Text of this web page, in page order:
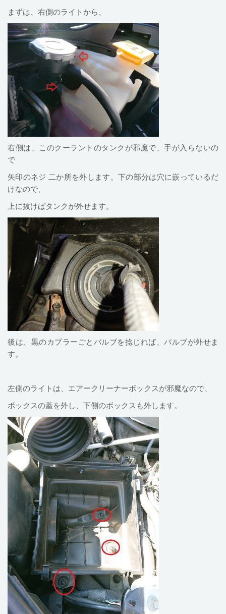
まずは、右側のライトから、
右側は、このクーラントのタンクが邪魔で、手が入らないの
で
矢印のネジ 二か所を外します。下の部分は穴に嵌っているだ
けなので、
上に抜けばタンクが外せます。
後は、黒のカプラーごとバルブを捻じれば、バルブが外せま
す。
左側のライトは、エアークリーナーボックスが邪魔なので、
ボックスの蓋を外し、下側のボックスも外します。